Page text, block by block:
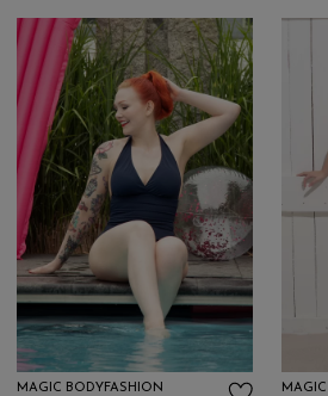
MAGIC BODYFASHION